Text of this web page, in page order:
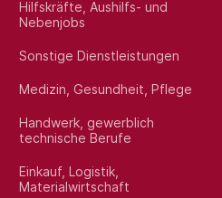
Hilfskräfte, Aushilfs- und
Nebenjobs
Sonstige Dienstleistungen
Medizin, Gesundheit, Pflege
Handwerk, gewerblich
technische Berufe
Einkauf, Logistik,
Materialwirtschaft